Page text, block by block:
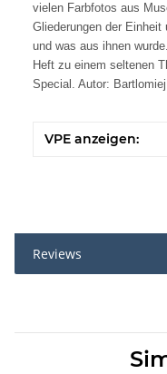
vielen Farbfotos aus
Gliederungen der
und was aus ihnen
Heft zu einem seltenen
Special. Autor:
VPE anzeigen:
Reviews